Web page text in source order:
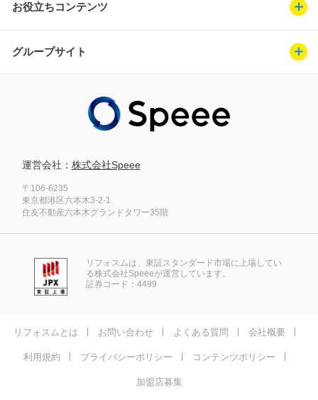
お役立ちコンテンツ
グループサイト
運営会社： 株式会社Speee
〒106-6235
東京都港区六本木3-2-1
住友不動産六本木グランドタワー35階
リフォスムは、東証スタンダード市場に上場してい
る株式会社Speeeが運営しています。
証券コード：4499
リフォスムとは お問い合わせ よくある質問 会社概要
利用規約 プライバシーポリシー コンテンツポリシー
加盟店募集